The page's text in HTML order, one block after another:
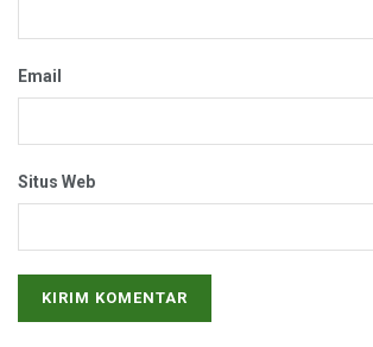
Email
Situs Web